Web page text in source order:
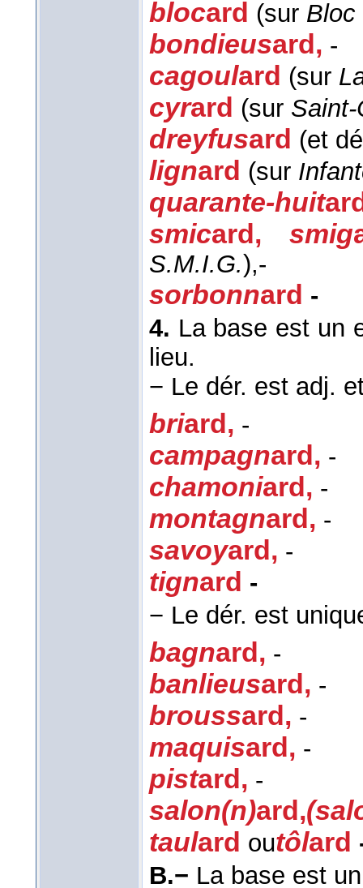
blocard (sur Bloc
bondieusard , -
cagoulard (sur
cyrard (sur Saint-
dreyfusard (et
lignard (sur
quarante-huit
smicard , smig
S.M.I.G.),-
sorbonnard -
4. La base est un
lieu.
− Le dér. est adj.
briard , -
campagnard , -
chamoniard , -
montagnard , -
savoyard , -
tignard -
− Le dér. est
bagnard , -
banlieusard , -
broussard , -
maquisard , -
pistard , -
salon(n)ard ,
taulard outôlard
B.− La base est